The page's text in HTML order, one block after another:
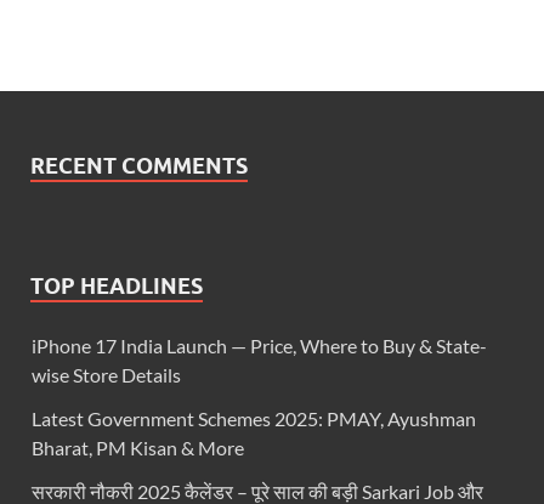
RECENT COMMENTS
TOP HEADLINES
iPhone 17 India Launch — Price, Where to Buy & State-
wise Store Details
Latest Government Schemes 2025: PMAY, Ayushman
Bharat, PM Kisan & More
सरकारी नौकरी 2025 कैलेंडर – पूरे साल की बड़ी Sarkari Job और